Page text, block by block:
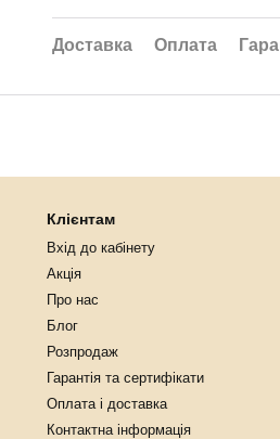
Доставка Оплата
Клієнтам
Вхід до кабінету
Акція
Про нас
Блог
Розпродаж
Гарантія та сертифікати
Оплата і доставка
Контактна інформація